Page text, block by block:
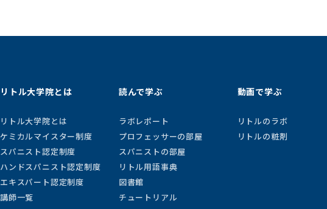
リトル大学院とは
リトル大学院とは
ケミカルマイスター制度
スパニスト認定制度
ハンドスパニスト認定制度
エキスパート認定制度
講師一覧
読んで学ぶ
ラボレポート
プロフェッサーの部屋
スパニストの部屋
リトル用語事典
図書館
チュートリアル
動画で学ぶ
リトルのラボ
リトルの粧剤